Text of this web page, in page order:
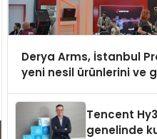
Derya Arms, İstanbul
yeni nesil ürünlerini ve
Tencent
genelinde